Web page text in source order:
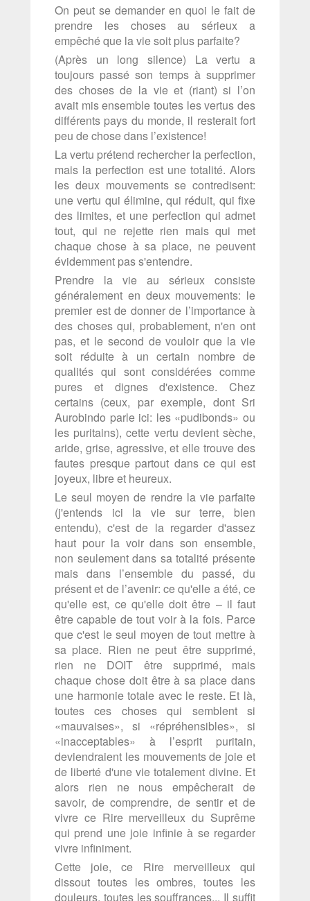
On peut se demander en quoi le fait de
prendre les choses au sérieux a
empêché que la vie soit plus parfaite?
(Après un long silence) La vertu a
toujours passé son temps à supprimer
des choses de la vie et (riant) si l’on
avait mis ensemble toutes les vertus des
différents pays du monde, il resterait fort
peu de chose dans l’existence!
La vertu prétend rechercher la perfection,
mais la perfection est une totalité. Alors
les deux mouvements se contredisent:
une vertu qui élimine, qui réduit, qui fixe
des limites, et une perfection qui admet
tout, qui ne rejette rien mais qui met
chaque chose à sa place, ne peuvent
évidemment pas s'entendre.
Prendre la vie au sérieux consiste
généralement en deux mouvements: le
premier est de donner de l’importance à
des choses qui, probablement, n'en ont
pas, et le second de vouloir que la vie
soit réduite à un certain nombre de
qualités qui sont considérées comme
pures et dignes d'existence. Chez
certains (ceux, par exemple, dont Sri
Aurobindo parle ici: les «pudibonds» ou
les puritains), cette vertu devient sèche,
aride, grise, agressive, et elle trouve des
fautes presque partout dans ce qui est
joyeux, libre et heureux.
Le seul moyen de rendre la vie parfaite
(j'entends ici la vie sur terre, bien
entendu), c'est de la regarder d'assez
haut pour la voir dans son ensemble,
non seulement dans sa totalité présente
mais dans l’ensemble du passé, du
présent et de l’avenir: ce qu'elle a été, ce
qu'elle est, ce qu'elle doit être – il faut
être capable de tout voir à la fois. Parce
que c'est le seul moyen de tout mettre à
sa place. Rien ne peut être supprimé,
rien ne DOIT être supprimé, mais
chaque chose doit être à sa place dans
une harmonie totale avec le reste. Et là,
toutes ces choses qui semblent si
«mauvaises», si «répréhensibles», si
«inacceptables» à l’esprit puritain,
deviendraient les mouvements de joie et
de liberté d'une vie totalement divine. Et
alors rien ne nous empêcherait de
savoir, de comprendre, de sentir et de
vivre ce Rire merveilleux du Suprême
qui prend une joie infinie à se regarder
vivre infiniment.
Cette joie, ce Rire merveilleux qui
dissout toutes les ombres, toutes les
douleurs, toutes les souffrances... Il suffit